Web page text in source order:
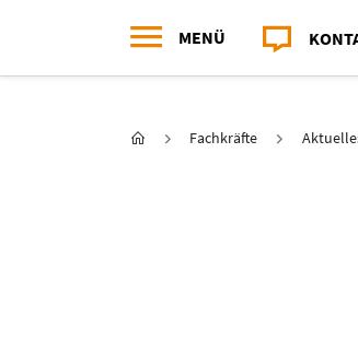
MENÜ
Sie sind
StartseiteFachkräfte